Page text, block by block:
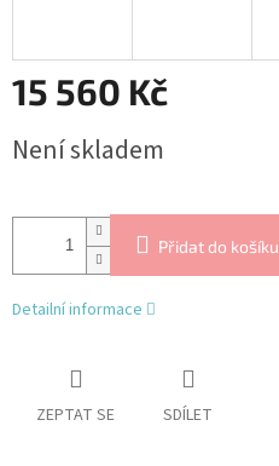
15 560 Kč
cena:
Není skladem
Přidat do košíku
Detailní informace
ZEPTAT SE SDÍLET